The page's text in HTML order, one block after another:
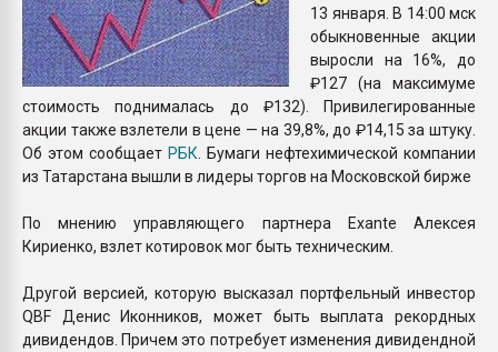
13 января. В 14:00 мск
обыкновенные акции
выросли на 16%, до
₽127 (на максимуме
стоимость поднималась до ₽132). Привилегированные
акции также взлетели в цене — на 39,8%, до ₽14,15 за штуку.
Об этом сообщает РБК . Бумаги нефтехимической компании
из Татарстана вышли в лидеры торгов на Московской бирже
По мнению управляющего партнера Exante Алексея
Кириенко, взлет котировок мог быть техническим.
Другой версией, которую высказал портфельный инвестор
QBF Денис Иконников, может быть выплата рекордных
дивидендов. Причем это потребует изменения дивидендной